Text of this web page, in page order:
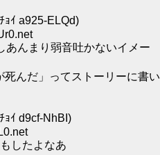
ｮｲ a925-ELQd)
あんまり弱音吐かないイメー
んだ」ってストーリーに書い
ｮｲ d9cf-NhBI)
したよなあ